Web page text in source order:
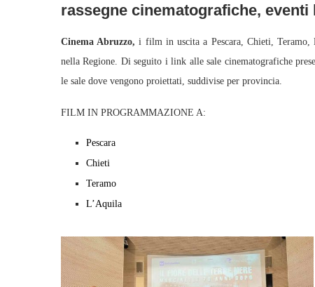
rassegne cinematografiche,
Cinema Abruzzo, i film in uscita a Pescara, Chieti,
nella Regione. Di seguito i link alle sale cinematografiche
le sale dove vengono proiettati, suddivise per provincia.
FILM IN PROGRAMMAZIONE A:
Pescara
Chieti
Teramo
L’Aquila